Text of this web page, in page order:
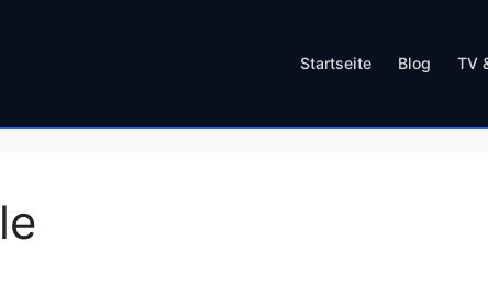
Startseite Blog TV